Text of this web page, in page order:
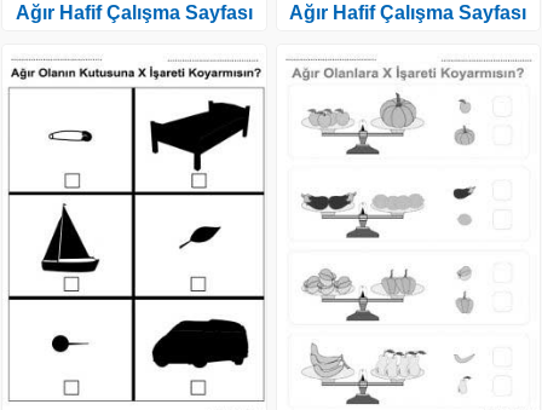
Ağır Hafif Çalışma Sayfası Ağır Hafif Çalışma Sayfası